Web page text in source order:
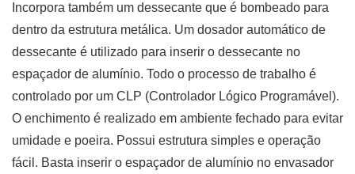
Incorpora também um dessecante que é bombeado para
dentro da estrutura metálica. Um dosador automático de
dessecante é utilizado para inserir o dessecante no
espaçador de alumínio. Todo o processo de trabalho é
controlado por um CLP (Controlador Lógico Programável).
O enchimento é realizado em ambiente fechado para evitar
umidade e poeira. Possui estrutura simples e operação
fácil. Basta inserir o espaçador de alumínio no envasador